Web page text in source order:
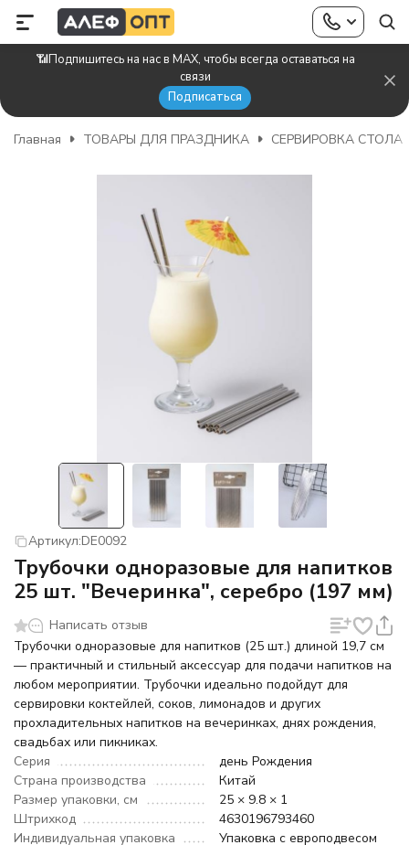
📶Подпишитесь на нас в MAX, чтобы всегда оставаться на
связи
Подписаться
Главная ТОВАРЫ ДЛЯ ПРАЗДНИКА СЕРВИРОВКА СТОЛА
Артикул:DE0092
Трубочки одноразовые для напитков
25 шт. "Вечеринка", серебро (197 мм)
Написать отзыв
Трубочки одноразовые для напитков (25 шт.) длиной 19,7 см
— практичный и стильный аксессуар для подачи напитков на
любом мероприятии. Трубочки идеально подойдут для
сервировки коктейлей, соков, лимонадов и других
прохладительных напитков на вечеринках, днях рождения,
свадьбах или пикниках.
Серия
день Рождения
Страна производства
Китай
Размер упаковки, см
25 × 9.8 × 1
Штрихкод
4630196793460
Индивидуальная упаковка
Упаковка с европодвесом